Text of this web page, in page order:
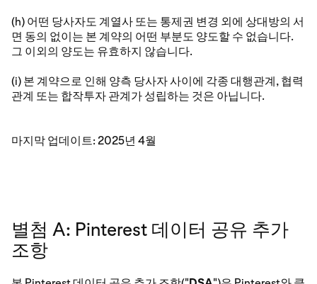
(h) 어떤 당사자도 계열사 또는 통제권 변경 외에 상대방의 서
면 동의 없이는 본 계약의 어떤 부분도 양도할 수 없습니다.
그 이외의 양도는 유효하지 않습니다.
(i) 본 계약으로 인해 양측 당사자 사이에 각종 대행관계, 협력
관계 또는 합작투자 관계가 성립하는 것은 아닙니다.
마지막 업데이트: 2025년 4월
별첨 A: Pinterest 데이터 공유 추가
조항